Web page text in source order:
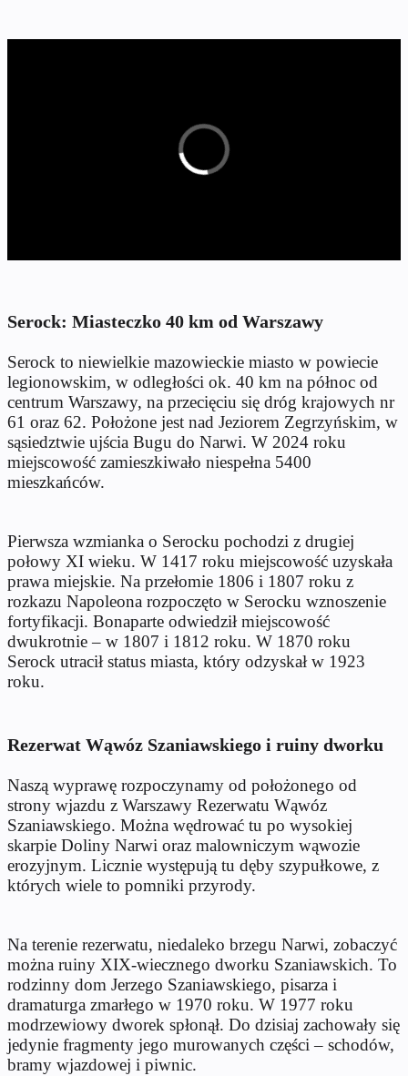
Serock: Miasteczko 40 km od Warszawy
Serock to niewielkie mazowieckie miasto w powiecie
legionowskim, w odległości ok. 40 km na północ od
centrum Warszawy, na przecięciu się dróg krajowych nr
61 oraz 62. Położone jest nad Jeziorem Zegrzyńskim, w
sąsiedztwie ujścia Bugu do Narwi. W 2024 roku
miejscowość zamieszkiwało niespełna 5400
mieszkańców.
Pierwsza wzmianka o Serocku pochodzi z drugiej
połowy XI wieku. W 1417 roku miejscowość uzyskała
prawa miejskie. Na przełomie 1806 i 1807 roku z
rozkazu Napoleona rozpoczęto w Serocku wznoszenie
fortyfikacji. Bonaparte odwiedził miejscowość
dwukrotnie – w 1807 i 1812 roku. W 1870 roku
Serock utracił status miasta, który odzyskał w 1923
roku.
Rezerwat Wąwóz Szaniawskiego i ruiny dworku
Naszą wyprawę rozpoczynamy od położonego od
strony wjazdu z Warszawy Rezerwatu Wąwóz
Szaniawskiego. Można wędrować tu po wysokiej
skarpie Doliny Narwi oraz malowniczym wąwozie
erozyjnym. Licznie występują tu dęby szypułkowe, z
których wiele to pomniki przyrody.
Na terenie rezerwatu, niedaleko brzegu Narwi, zobaczyć
można ruiny XIX-wiecznego dworku Szaniawskich. To
rodzinny dom Jerzego Szaniawskiego, pisarza i
dramaturga zmarłego w 1970 roku. W 1977 roku
modrzewiowy dworek spłonął. Do dzisiaj zachowały się
jedynie fragmenty jego murowanych części – schodów,
bramy wjazdowej i piwnic.